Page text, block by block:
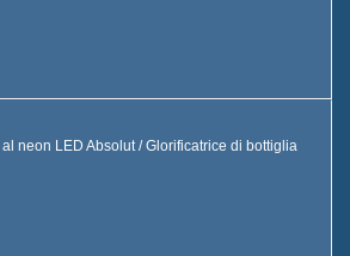
al neon LED Absolut / Glorificatrice di bottiglia